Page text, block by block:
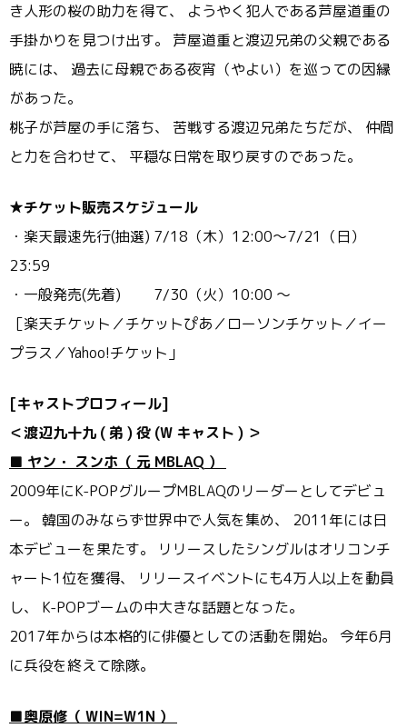
き人形の桜の助力を得て、 ようやく犯人である芦屋道重の
手掛かりを見つけ出す。 芦屋道重と渡辺兄弟の父親である
暁には、 過去に母親である夜宵（やよい）を巡っての因縁
があった。
桃子が芦屋の手に落ち、 苦戦する渡辺兄弟たちだが、 仲間
と力を合わせて、 平穏な日常を取り戻すのであった。
★チケット販売スケジュール
・楽天最速先行(抽選) 7/18（木）12:00～7/21（日）
23:59
・一般発売(先着) 7/30（火）10:00 ～
［楽天チケット／チケットぴあ／ローソンチケット／イー
プラス／Yahoo!チケット」
[キャストプロフィール]
＜渡辺九十九 ( 弟 )役 (W キャスト ) ＞
■ ヤン・ スンホ（ 元 MBLAQ ）
2009年にK-POPグループMBLAQのリーダーとしてデビュ
ー。 韓国のみならず世界中で人気を集め、 2011年には日
本デビューを果たす。 リリースしたシングルはオリコンチ
ャート1位を獲得、 リリースイベントにも4万人以上を動員
し、 K-POPブームの中大きな話題となった。
2017年からは本格的に俳優としての活動を開始。 今年6月
に兵役を終えて除隊。
■奥原修（ WIN=W1N ）